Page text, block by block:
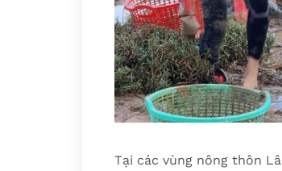
Tại các vùng nông thôn